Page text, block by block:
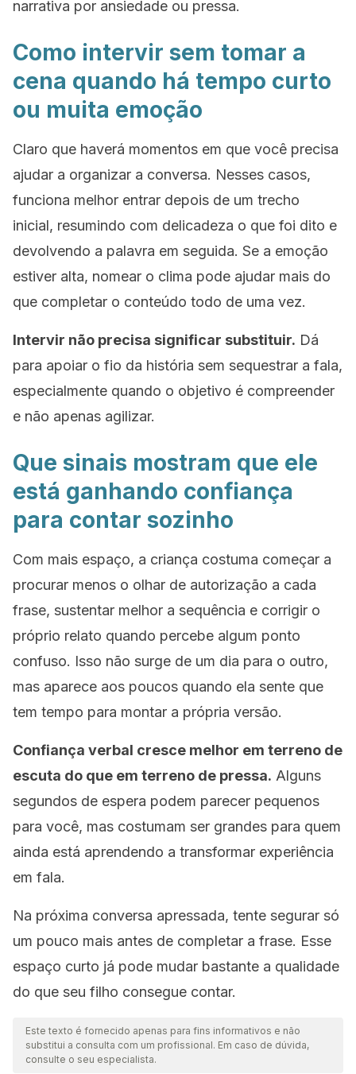
narrativa por ansiedade ou pressa.
Como intervir sem tomar a
cena quando há tempo curto
ou muita emoção
Claro que haverá momentos em que você precisa
ajudar a organizar a conversa. Nesses casos,
funciona melhor entrar depois de um trecho
inicial, resumindo com delicadeza o que foi dito e
devolvendo a palavra em seguida. Se a emoção
estiver alta, nomear o clima pode ajudar mais do
que completar o conteúdo todo de uma vez.
Intervir não precisa significar substituir. Dá
para apoiar o fio da história sem sequestrar a fala,
especialmente quando o objetivo é compreender
e não apenas agilizar.
Que sinais mostram que ele
está ganhando confiança
para contar sozinho
Com mais espaço, a criança costuma começar a
procurar menos o olhar de autorização a cada
frase, sustentar melhor a sequência e corrigir o
próprio relato quando percebe algum ponto
confuso. Isso não surge de um dia para o outro,
mas aparece aos poucos quando ela sente que
tem tempo para montar a própria versão.
Confiança verbal cresce melhor em terreno de
escuta do que em terreno de pressa. Alguns
segundos de espera podem parecer pequenos
para você, mas costumam ser grandes para quem
ainda está aprendendo a transformar experiência
em fala.
Na próxima conversa apressada, tente segurar só
um pouco mais antes de completar a frase. Esse
espaço curto já pode mudar bastante a qualidade
do que seu filho consegue contar.
Este texto é fornecido apenas para fins informativos e não
substitui a consulta com um profissional. Em caso de dúvida,
consulte o seu especialista.